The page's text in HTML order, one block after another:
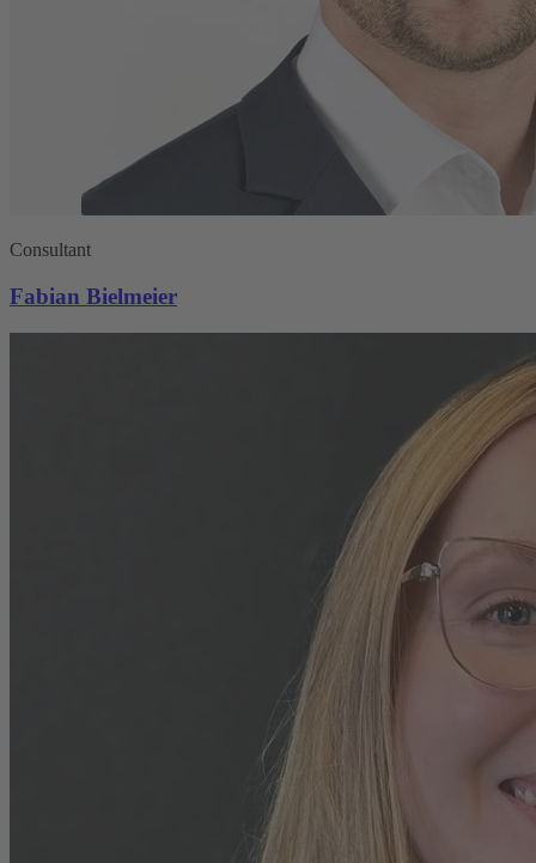
Consultant
Fabian Bielmeier